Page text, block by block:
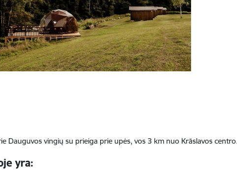
Dauguvos vingių su prieiga prie upės, vos 3 km nuo Krāslavos centro.
yra: